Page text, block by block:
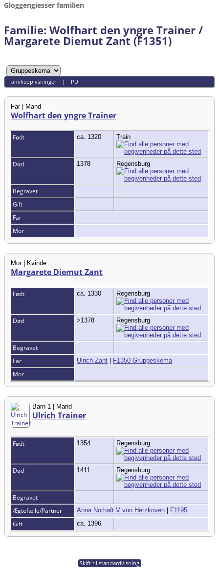
Gloggengiesser familien
Familie: Wolfhart den yngre Trainer /
Margarete Diemut Zant (F1351)
Familieoplysninger| PDF
Far | Mand
Wolfhart den yngre Trainer
Født ca. 1320 Train
Død 1378 Regensburg
Begravet
Gift
Far
Mor
Mor | Kvinde
Margarete Diemut Zant
Født ca. 1330 Regensburg
Død >1378 Regensburg
Begravet
Far
Ulrich Zant | F1350 Gruppeskema
Mor
Barn 1 | Mand
Ulrich Trainer
Født 1354 Regensburg
Død 1411 Regensburg
Begravet
Ægtefælle/Partner
Anna Nothaft V von Hetzkoven | F1195
Gift ca. 1396
Skift til standardvisning